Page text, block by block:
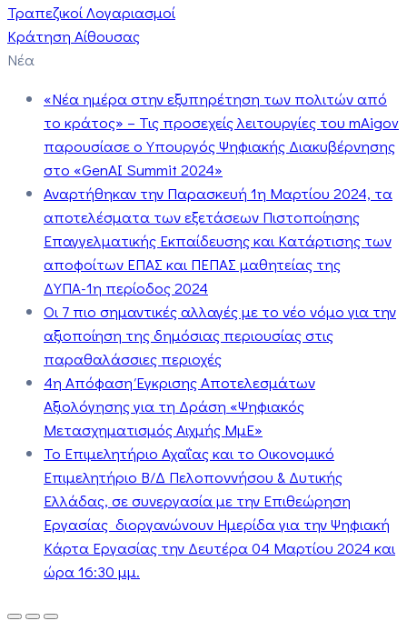
Τραπεζικοί Λογαριασμοί
Κράτηση Αίθουσας
Νέα
«Νέα ημέρα στην εξυπηρέτηση των πολιτών από
το κράτος» – Τις προσεχείς λειτουργίες του mAigov
παρουσίασε ο Υπουργός Ψηφιακής Διακυβέρνησης
στο «GenAI Summit 2024»
Αναρτήθηκαν την Παρασκευή 1η Μαρτίου 2024, τα
αποτελέσματα των εξετάσεων Πιστοποίησης
Επαγγελματικής Εκπαίδευσης και Κατάρτισης των
αποφοίτων ΕΠΑΣ και ΠΕΠΑΣ μαθητείας της
ΔΥΠΑ-1η περίοδος 2024
Οι 7 πιο σημαντικές αλλαγές με το νέο νόμο για την
αξιοποίηση της δημόσιας περιουσίας στις
παραθαλάσσιες περιοχές
4η Απόφαση Έγκρισης Αποτελεσμάτων
Αξιολόγησης για τη Δράση «Ψηφιακός
Μετασχηματισμός Αιχμής ΜμΕ»
Το Επιμελητήριο Αχαΐας και το Οικονομικό
Επιμελητήριο Β/Δ Πελοποννήσου & Δυτικής
Ελλάδας, σε συνεργασία με την Επιθεώρηση
Εργασίας διοργανώνουν Ημερίδα για την Ψηφιακή
Κάρτα Εργασίας την Δευτέρα 04 Μαρτίου 2024 και
ώρα 16:30 μμ.